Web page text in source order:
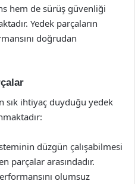
hem de sürüş güvenliği
Yedek parçaların
doğrudan
sık ihtiyaç duyduğu yedek
düzgün çalışabilmesi
parçalar arasındadır.
olumsuz